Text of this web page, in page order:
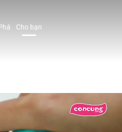
Cho bạn